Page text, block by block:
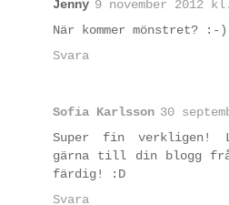
Jenny 9 november 2012
När kommer mönstret? :-)
Svara
Sofia Karlsson 30
Super fin verkligen!
gärna till din blogg
färdig! :D
Svara